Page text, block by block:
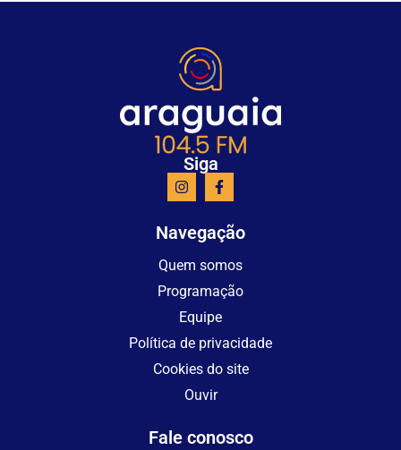
Siga
Navegação
Quem somos
Programação
Equipe
Política de privacidade
Cookies do site
Ouvir
Fale conosco